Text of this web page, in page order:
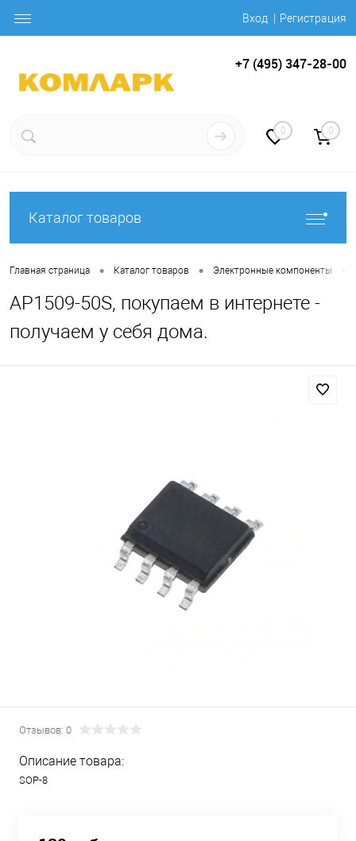
Вход Регистрация
+7 (495) 347-28-00
0 0
Каталог товаров
Главная страница • Каталог товаров • Электронные компоненты
AP1509-50S, покупаем в интернете -
получаем у себя дома.
Отзывов: 0
Описание товара:
SOP-8